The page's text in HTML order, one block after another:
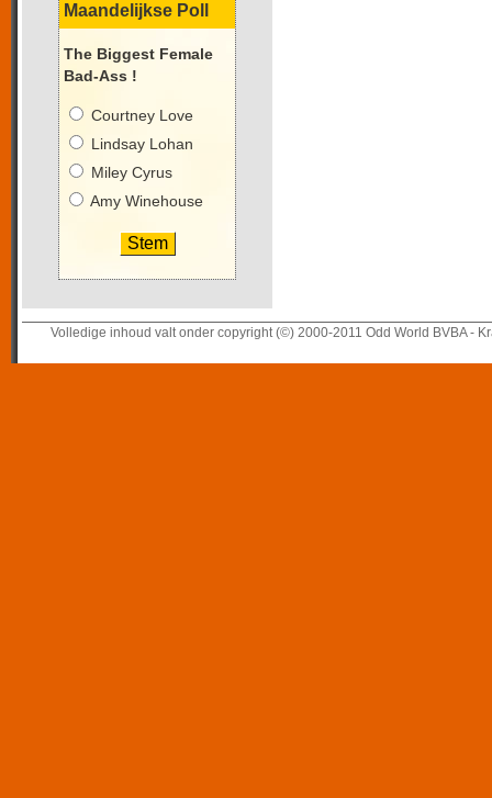
Maandelijkse Poll
The Biggest Female
Bad-Ass !
Courtney Love
Lindsay Lohan
Miley Cyrus
Amy Winehouse
Volledige inhoud valt onder copyright (©) 2000-2011 Odd World BVBA -